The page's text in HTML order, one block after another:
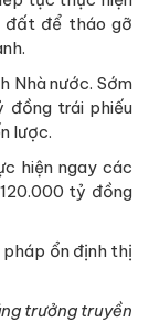
đất để tháo gỡ
Nhà nước. Sớm
đồng trái phiếu
lược.
hiện ngay các
tỷ đồng
ổn định thị
trưởng truyền